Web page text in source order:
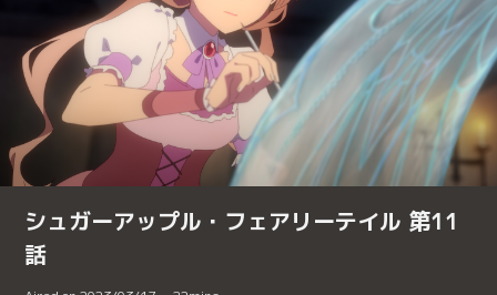
シュガーアップル・フェアリーテイル 第11
話